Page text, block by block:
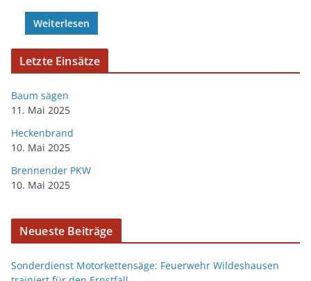
Weiterlesen
Letzte Einsätze
Baum sägen
11. Mai 2025
Heckenbrand
10. Mai 2025
Brennender PKW
10. Mai 2025
Neueste Beiträge
Sonderdienst Motorkettensäge: Feuerwehr Wildeshausen